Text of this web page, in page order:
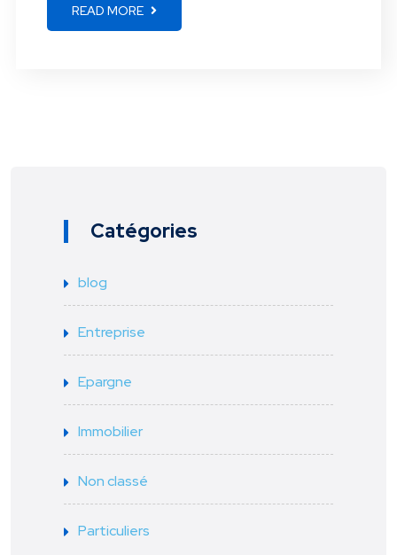
READ MORE
Catégories
blog
Entreprise
Epargne
Immobilier
Non classé
Particuliers